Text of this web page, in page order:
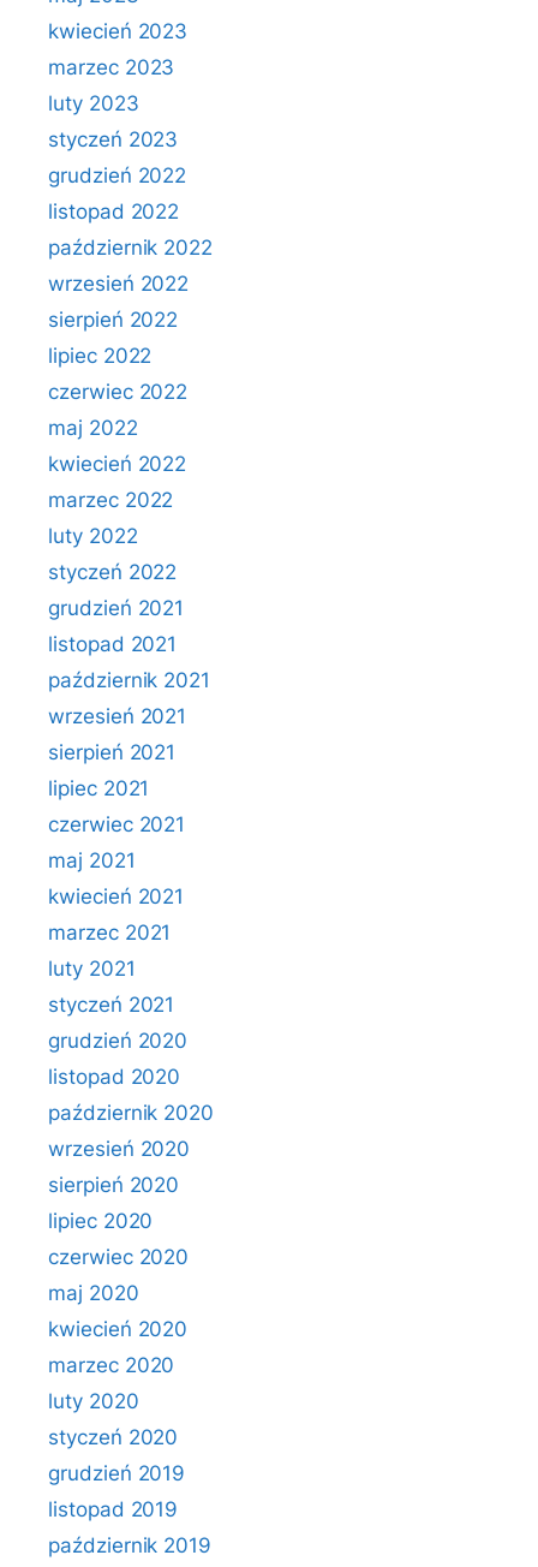
kwiecień 2023
marzec 2023
luty 2023
styczeń 2023
grudzień 2022
listopad 2022
październik 2022
wrzesień 2022
sierpień 2022
lipiec 2022
czerwiec 2022
maj 2022
kwiecień 2022
marzec 2022
luty 2022
styczeń 2022
grudzień 2021
listopad 2021
październik 2021
wrzesień 2021
sierpień 2021
lipiec 2021
czerwiec 2021
maj 2021
kwiecień 2021
marzec 2021
luty 2021
styczeń 2021
grudzień 2020
listopad 2020
październik 2020
wrzesień 2020
sierpień 2020
lipiec 2020
czerwiec 2020
maj 2020
kwiecień 2020
marzec 2020
luty 2020
styczeń 2020
grudzień 2019
listopad 2019
październik 2019